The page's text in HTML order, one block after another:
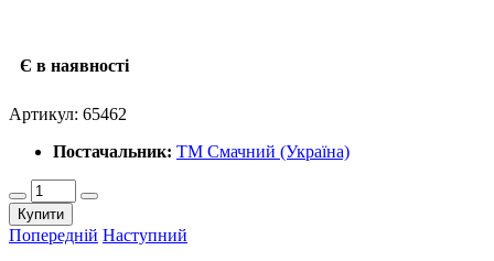
Є в наявності
Артикул: 65462
Постачальник: ТМ Смачний (Україна)
Купити
Попередній Наступний